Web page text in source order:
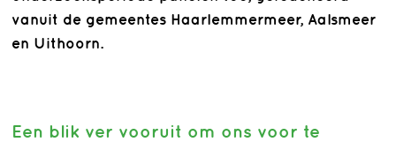
vanuit de gemeentes Haarlemmermeer, Aalsmeer
en Uithoorn.
Een blik ver vooruit om ons voor te